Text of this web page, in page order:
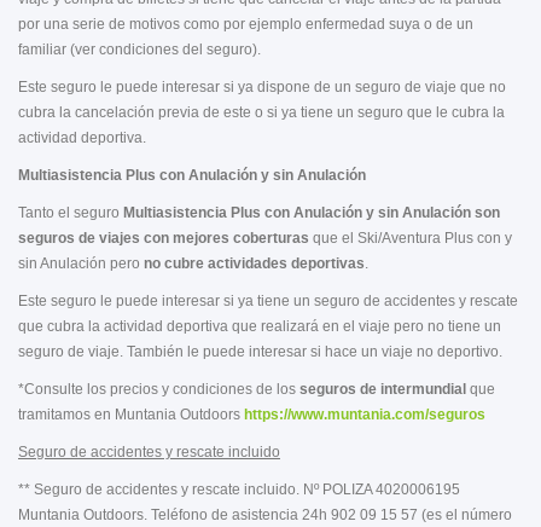
por una serie de motivos como por ejemplo enfermedad suya o de un
familiar (ver condiciones del seguro).
Este seguro le puede interesar si ya dispone de un seguro de viaje que no
cubra la cancelación previa de este o si ya tiene un seguro que le cubra la
actividad deportiva.
Multiasistencia Plus con Anulación y sin Anulación
Tanto el seguro Multiasistencia Plus con Anulación y sin Anulación son
seguros de viajes con mejores coberturas que el Ski/Aventura Plus con y
sin Anulación pero no cubre actividades deportivas.
Este seguro le puede interesar si ya tiene un seguro de accidentes y rescate
que cubra la actividad deportiva que realizará en el viaje pero no tiene un
seguro de viaje. También le puede interesar si hace un viaje no deportivo.
*Consulte los precios y condiciones de los seguros de intermundial que
tramitamos en Muntania Outdoors https://www.muntania.com/seguros
Seguro de accidentes y rescate incluido
** Seguro de accidentes y rescate incluido. Nº POLIZA 4020006195
Muntania Outdoors. Teléfono de asistencia 24h 902 09 15 57 (es el número